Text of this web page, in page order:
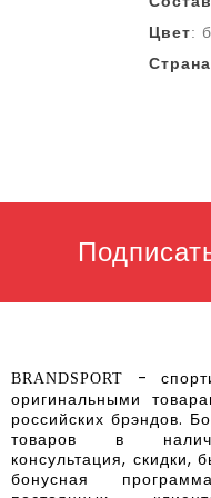
Цвет:
Страна
BRANDSPORT
-
оригинальными
российских брэндов.
товаров в
консультация, скидки,
бонусная